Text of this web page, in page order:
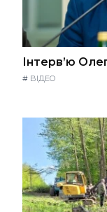
Інтерв’ю
# ВІДЕО